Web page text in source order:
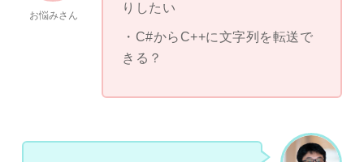
お悩みさん
りしたい
C#からC++に文字列を転送で
きる？